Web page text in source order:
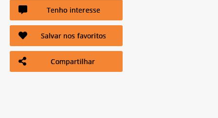
Tenho interesse
Salvar nos favoritos
Compartilhar